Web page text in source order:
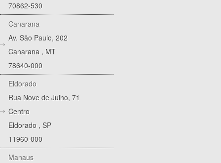
70862-530
Canarana
Av. São Paulo, 202
Canarana , MT
78640-000
Eldorado
Rua Nove de Julho, 71
Centro
Eldorado , SP
11960-000
Manaus